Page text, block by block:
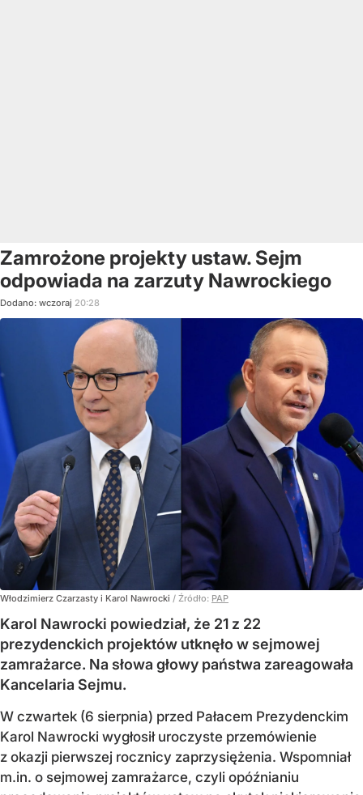
Zamrożone projekty ustaw. Sejm
odpowiada na zarzuty Nawrockiego
Dodano: wczoraj 20:28
Włodzimierz Czarzasty i Karol Nawrocki / Źródło: PAP
Karol Nawrocki powiedział, że 21 z 22
prezydenckich projektów utknęło w sejmowej
zamrażarce. Na słowa głowy państwa zareagowała
Kancelaria Sejmu.
W czwartek (6 sierpnia) przed Pałacem Prezydenckim
Karol Nawrocki wygłosił uroczyste przemówienie
z okazji pierwszej rocznicy zaprzysiężenia. Wspomniał
m.in. o sejmowej zamrażarce, czyli opóźnianiu